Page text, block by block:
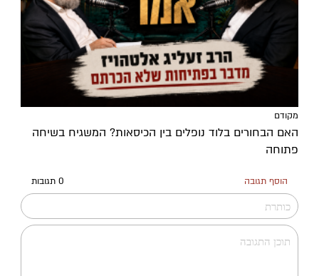
מקודם
האם הבחורים בלוד נופלים בין הכיסאות? המשגיח בשיחה
פתוחה
הוסף תגובה 0 תגובות